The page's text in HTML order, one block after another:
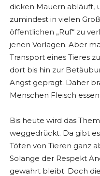
dicken Mauern abläuft,
zumindest in vielen
öffentlichen „Ruf“ zu
jenen Vorlagen. Aber
Transport eines Tieres
dort bis hin zur
Angst geprägt. Daher
Menschen Fleisch
Bis heute wird das
weggedrückt. Da gibt
Töten von Tieren ganz
Solange der Respekt
gewahrt bleibt. Doch